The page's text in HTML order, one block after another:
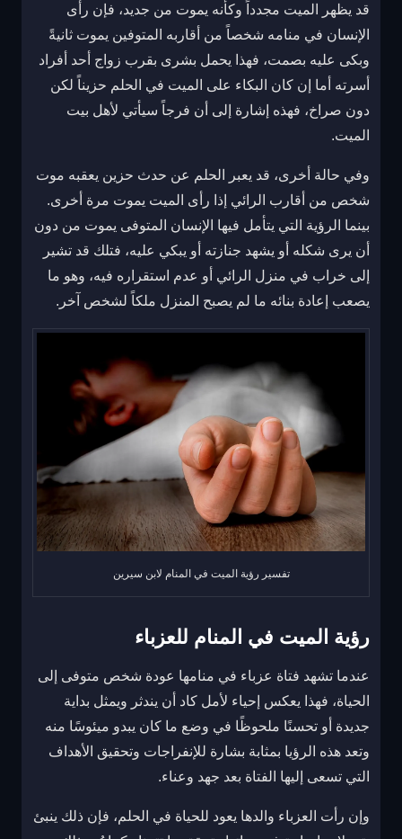
قد يظهر الميت مجدداً وكأنه يموت من جديد، فإن رأى
الإنسان في منامه شخصاً من أقاربه المتوفين يموت ثانيةً
وبكى عليه بصمت، فهذا يحمل بشرى بقرب زواج أحد أفراد
أسرته أما إن كان البكاء على الميت في الحلم حزيناً لكن
دون صراخ، فهذه إشارة إلى أن فرجاً سيأتي لأهل بيت
الميت.
وفي حالة أخرى، قد يعبر الحلم عن حدث حزين يعقبه موت
شخص من أقارب الرائي إذا رأى الميت يموت مرة أخرى.
بينما الرؤية التي يتأمل فيها الإنسان المتوفى يموت من دون
أن يرى شكله أو يشهد جنازته أو يبكي عليه، فتلك قد تشير
إلى خراب في منزل الرائي أو عدم استقراره فيه، وهو ما
يصعب إعادة بنائه ما لم يصبح المنزل ملكاً لشخص آخر.
تفسير رؤية الميت في المنام لابن سيرين
رؤية الميت في المنام للعزباء
عندما تشهد فتاة عزباء في منامها عودة شخص متوفى إلى
الحياة، فهذا يعكس إحياء لأمل كاد أن يندثر ويمثل بداية
جديدة أو تحسنًا ملحوظًا في وضع ما كان يبدو ميئوسًا منه
وتعد هذه الرؤيا بمثابة بشارة للإنفراجات وتحقيق الأهداف
التي تسعى إليها الفتاة بعد جهد وعناء.
وإن رأت العزباء والدها يعود للحياة في الحلم، فإن ذلك ينبئ